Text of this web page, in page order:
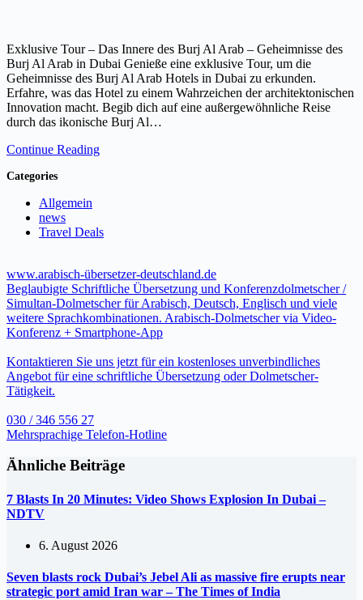
Exklusive Tour – Das Innere des Burj Al Arab – Geheimnisse des
Burj Al Arab in Dubai Genieße eine exklusive Tour, um die
Geheimnisse des Burj Al Arab Hotels in Dubai zu erkunden.
Erfahre, was das Hotel zu einem Wahrzeichen der architektonischen
Innovation macht. Begib dich auf eine außergewöhnliche Reise
durch das ikonische Burj Al…
Continue Reading
Categories
Allgemein
news
Travel Deals
www.arabisch-übersetzer-deutschland.de
Beglaubigte Schriftliche Übersetzung und Konferenzdolmetscher /
Simultan-Dolmetscher für Arabisch, Deutsch, Englisch und viele
weitere Sprachkombinationen. Arabisch-Dolmetscher via Video-
Konferenz + Smartphone-App
Kontaktieren Sie uns jetzt für ein kostenloses unverbindliches
Angebot für eine schriftliche Übersetzung oder Dolmetscher-
Tätigkeit.
030 / 346 556 27
Mehrsprachige Telefon-Hotline
Ähnliche Beiträge
7 Blasts In 20 Minutes: Video Shows Explosion In Dubai –
NDTV
6. August 2026
Seven blasts rock Dubai’s Jebel Ali as massive fire erupts near
strategic port amid Iran war – The Times of India